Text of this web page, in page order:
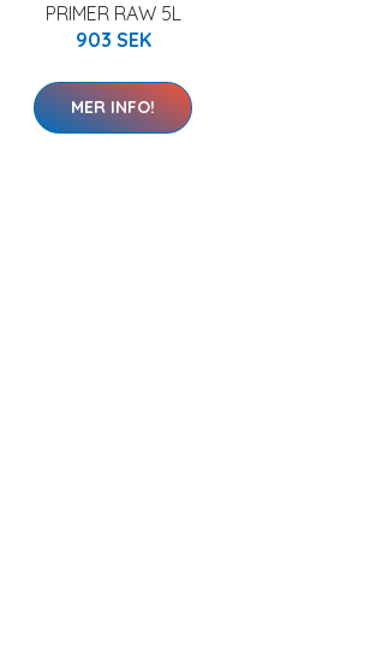
PRIMER RAW 5L
903 SEK
MER INFO!